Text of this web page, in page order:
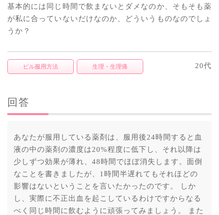
基本的には同じ時間で飲まないとダメなのか、そもそも薬
が私に合っていないだけなのか、どういうものなのでしょ
うか？
ピル服用方法 生理・生理痛 20代
回答
あなたが服用している薬剤は、服用後24時間すると血
液の中の薬剤の濃度は20%程度に低下し、それ以降は
少しずつ効果が薄れ、48時間でほぼ消失します。面倒
なことを書きましたが、1時間半遅れてもそれほどの
影響はないということを言いたかったのです。 しか
し、実際に不正出血を起こしているわけですからなる
べく同じ時間に飲むように頑張ってみましょう。 また